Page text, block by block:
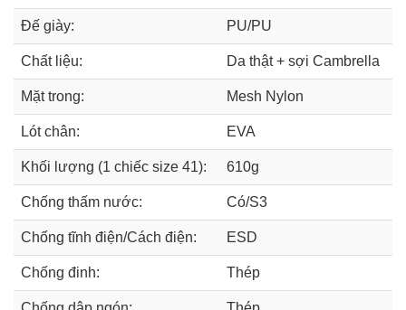
Đế giày: PU/PU
Chất liệu: Da thật + sợi Cambrella
Mặt trong: Mesh Nylon
Lót chân: EVA
Khối lượng (1 chiếc size 41): 610g
Chống thấm nước: Có/S3
Chống tĩnh điện/Cách điện: ESD
Chống đinh: Thép